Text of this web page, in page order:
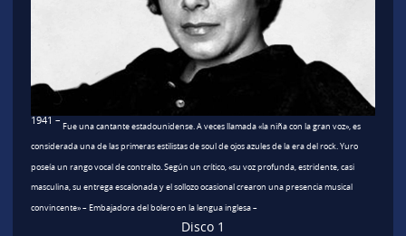
1941 – Fue una cantante estadounidense. A veces llamada «la niña con la gran voz», es
considerada una de las primeras estilistas de soul de ojos azules de la era del rock. Yuro
poseía un rango vocal de contralto. Según un crítico, «su voz profunda, estridente, casi
masculina, su entrega escalonada y el sollozo ocasional crearon una presencia musical
convincente» – Embajadora del bolero en la lengua inglesa –
Disco 1